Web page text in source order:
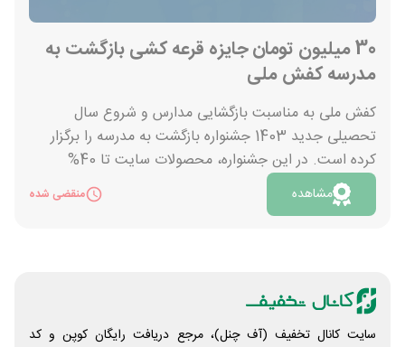
30 میلیون تومان جایزه قرعه کشی بازگشت به
مدرسه کفش ملی
کفش ملی به مناسبت بازگشایی مدارس و شروع سال
تحصیلی جدید 1403 جشنواره بازگشت به مدرسه را برگزار
کرده است. در این جشنواره، محصولات سایت تا 40%
کاهش قیمت داشته اند. علاوه بر این، اگر در این طرح از
کفش ملی خرید کنید در قرعه کشی آن با جوایز ارزنده شرکت
ایکس باکس میشود. برای خرید و شرکت در جشنواره
کافیست روی لینک زیر در قسمت «مشاهده» کلیک کنید.
مشاهده منقضی شده
سایت کانال تخفیف (آف چنل)، مرجع دریافت رایگان کوپن و کد